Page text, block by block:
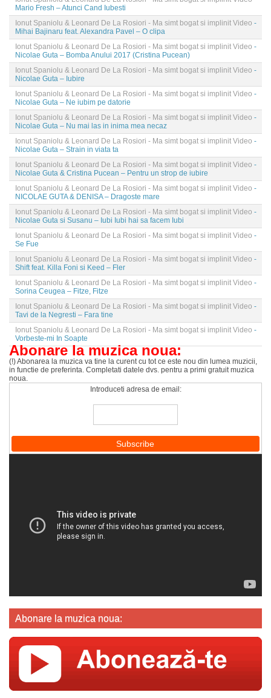
Mario Fresh – Atunci Cand Iubesti
Ionut Spaniolu & Leonard De La Rosiori - Ma simt bogat si implinit Video -
Mihai Bajinaru feat. Alexandra Pavel – O clipa
Ionut Spaniolu & Leonard De La Rosiori - Ma simt bogat si implinit Video -
Nicolae Guta – Bomba Anului 2017 (Cristina Pucean)
Ionut Spaniolu & Leonard De La Rosiori - Ma simt bogat si implinit Video -
Nicolae Guta – Iubire
Ionut Spaniolu & Leonard De La Rosiori - Ma simt bogat si implinit Video -
Nicolae Guta – Ne iubim pe datorie
Ionut Spaniolu & Leonard De La Rosiori - Ma simt bogat si implinit Video -
Nicolae Guta – Nu mai las in inima mea necaz
Ionut Spaniolu & Leonard De La Rosiori - Ma simt bogat si implinit Video -
Nicolae Guta – Strain in viata ta
Ionut Spaniolu & Leonard De La Rosiori - Ma simt bogat si implinit Video -
Nicolae Guta & Cristina Pucean – Pentru un strop de iubire
Ionut Spaniolu & Leonard De La Rosiori - Ma simt bogat si implinit Video -
NICOLAE GUTA & DENISA – Dragoste mare
Ionut Spaniolu & Leonard De La Rosiori - Ma simt bogat si implinit Video -
Nicolae Guta si Susanu – Iubi Iubi hai sa facem Iubi
Ionut Spaniolu & Leonard De La Rosiori - Ma simt bogat si implinit Video -
Se Fue
Ionut Spaniolu & Leonard De La Rosiori - Ma simt bogat si implinit Video -
Shift feat. Killa Foni si Keed – Fler
Ionut Spaniolu & Leonard De La Rosiori - Ma simt bogat si implinit Video -
Sorina Ceugea – Fitze, Fitze
Ionut Spaniolu & Leonard De La Rosiori - Ma simt bogat si implinit Video -
Tavi de la Negresti – Fara tine
Ionut Spaniolu & Leonard De La Rosiori - Ma simt bogat si implinit Video -
Vorbeste-mi In Soapte
Abonare la muzica noua:
(!) Abonarea la muzica va tine la curent cu tot ce este nou din lumea muzicii,
in functie de preferinta. Completati datele dvs. pentru a primi gratuit muzica
noua.
Introduceti adresa de email:
Abonare la muzica noua: